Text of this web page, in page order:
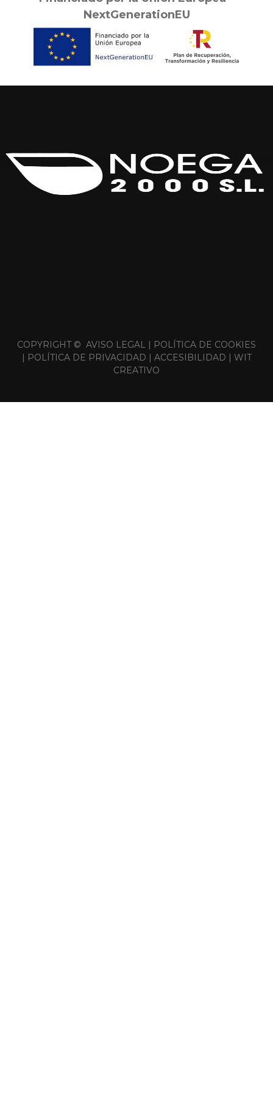
NextGenerationEU
COPYRIGHT © AVISO LEGAL | POLÍTICA DE COOKIES
| POLÍTICA DE PRIVACIDAD | ACCESIBILIDAD | WIT
CREATIVO